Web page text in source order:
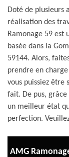
Doté de plusieurs
réalisation des
Ramonage 59 est
basée dans la
59144. Alors,
prendre en
vous puissiez être
fait. De pus,
un meilleur état
perfection.
AMG